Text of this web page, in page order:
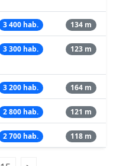
3 400 hab. 134 m
3 300 hab. 123 m
3 200 hab. 164 m
2 800 hab. 121 m
2 700 hab. 118 m